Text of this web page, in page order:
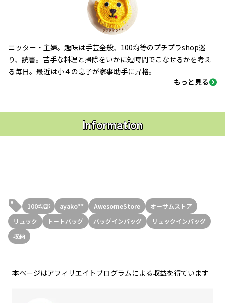
ニッター・主婦。趣味は手芸全般、100均等のプチプラshop巡
り、読書。苦手な料理と掃除をいかに短時間でこなせるかを考え
る毎日。最近は小４の息子が家事助手に昇格。
もっと見る
Information
100均部 ayako** AwesomeStore
オーサムストア
リュック
トートバッグ バッグインバッグ
リュックインバッグ
収納
本ページはアフィリエイトプログラムによる収益を得ています